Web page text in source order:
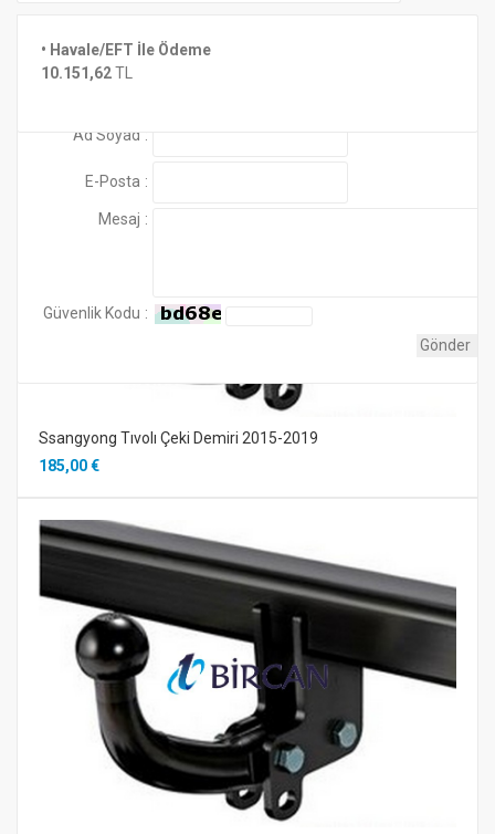
Montaj ve Proje Bedeli Fiyatlara Dahil Değildir.
Ürünle birlikte 7 pin standart elektrik tesisatı
Henüz yorum yapılmamış
Ad Soyad :
E-Posta :
Mesaj :
Güvenlik Kodu :
• Havale/EFT İle Ödeme
10.151,62TL
Benzer Ürünler
Ssangyong Tıvolı Çeki Demiri 2015-2019
185,00 €